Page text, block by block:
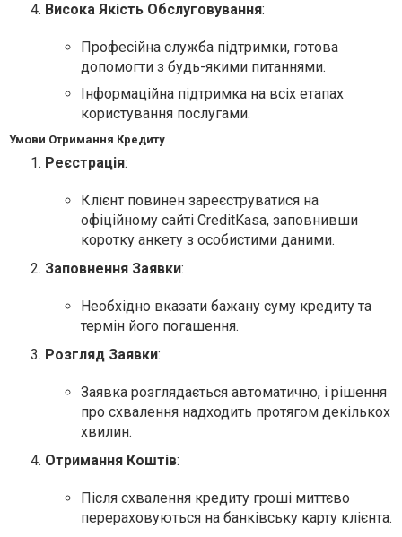
Висока Якість Обслуговування:
Професійна служба підтримки, готова
допомогти з будь-якими питаннями.
Інформаційна підтримка на всіх етапах
користування послугами.
Умови Отримання Кредиту
Реєстрація:
Клієнт повинен зареєструватися на
офіційному сайті CreditKasa, заповнивши
коротку анкету з особистими даними.
Заповнення Заявки:
Необхідно вказати бажану суму кредиту та
термін його погашення.
Розгляд Заявки:
Заявка розглядається автоматично, і рішення
про схвалення надходить протягом декількох
хвилин.
Отримання Коштів:
Після схвалення кредиту гроші миттєво
перераховуються на банківську карту клієнта.